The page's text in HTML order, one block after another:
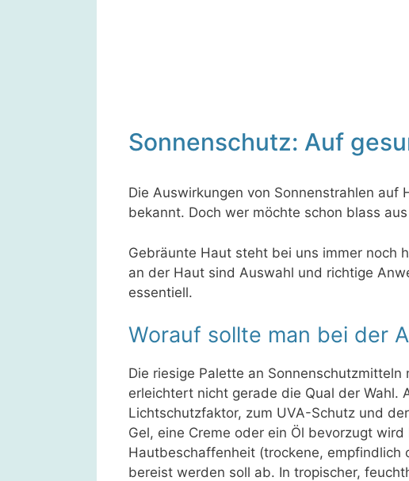
Sonnenschutz: Auf
Die Auswirkungen von Sonnenstrahlen
bekannt. Doch wer möchte schon blass
Gebräunte Haut steht bei uns immer noch
an der Haut sind Auswahl und richtige
essentiell.
Worauf sollte man bei der
Die riesige Palette an
erleichtert nicht gerade die Qual der Wahl.
Lichtschutzfaktor, zum UVA-Schutz und
Gel, eine Creme oder ein Öl bevorzugt
Hautbeschaffenheit (trockene,
bereist werden soll ab. In tropischer,